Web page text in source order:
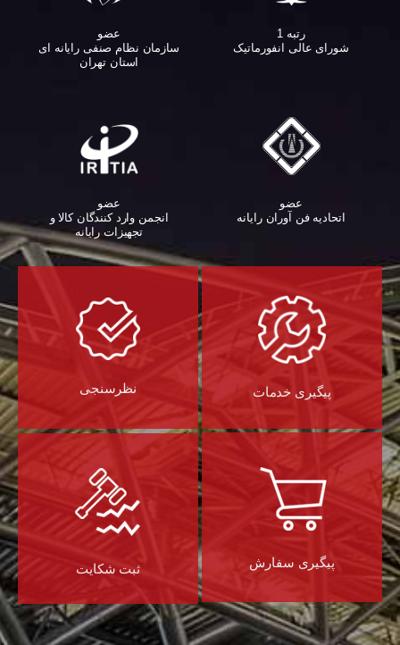
رتبه 1
شورای عالی انفورماتیک
عضو
سازمان نظام صنفی رایانه ای
استان تهران
عضو
اتحادیه فن آوران رایانه
عضو
انجمن وارد کنندگان کالا و
تجهیزات رایانه‌
پیگیری خدمات نظرسنجی
پیگیری سفارش ثبت شکایت